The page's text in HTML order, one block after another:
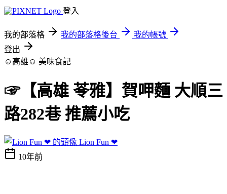
登入
我的部落格 我的部落格後台
我的帳號
登出
☺高雄☺ 美味食記
☞【高雄 苓雅】賀呷麵 大順三
路282巷 推薦小吃
Lion Fun ❤
10年前